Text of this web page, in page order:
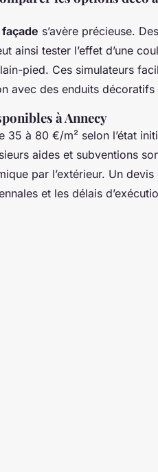
s’avère précieuse.
ainsi tester l’effet d’une
pied. Ces simulateurs
avec des enduits décoratifs
à Annecy
35 à 80 €/m² selon l’état
aides et subventions
par l’extérieur. Un devis
et les délais